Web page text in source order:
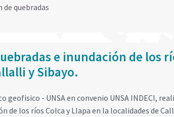
de quebradas
e inundación de los
y Sibayo.
geofisico - UNSA en convenio UNSA INDECI,
de los ríos Colca y Llapa en la localidades de